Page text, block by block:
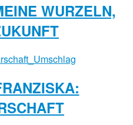
WURZELN,